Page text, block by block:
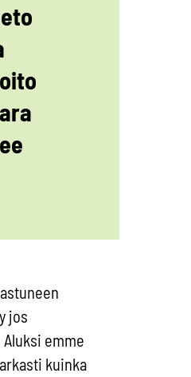
jos
emme
kuinka